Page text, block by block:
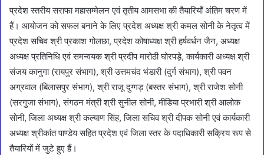
प्रदेश स्तरीय सराफा महासम्मेलन एवं तृतीय आमसभा की तैयारियाँ अंतिम चरण में
हैं। आयोजन को सफल बनाने के लिए प्रदेश अध्यक्ष श्री कमल सोनी के नेतृत्व में
प्रदेश सचिव श्री प्रकाश गोलछा, प्रदेश कोषाध्यक्ष श्री हर्षवर्धन जैन, अध्यक्ष
अध्यक्ष प्रतिनिधि एवं समन्वयक श्री प्रदीप मारोठी घोरपड़े, कार्यकारी अध्यक्ष श्री
संजय कानुगा (रायपुर संभाग), श्री उत्तमचंद भंडारी (दुर्ग संभाग), श्री पवन
अग्रवाल (बिलासपुर संभाग), श्री राजू दुग्गड़ (बस्तर संभाग), श्री राजेश सोनी
(सरगुजा संभाग), संगठन मंत्री श्री सुनील सोनी, मीडिया प्रभारी श्री आलोक
सोनी, जिला अध्यक्ष श्री कल्याण सिंह, जिला सचिव श्री दीपक सोनी एवं कार्यकारी
अध्यक्ष श्रीकांत पाण्डेय सहित प्रदेश एवं जिला स्तर के पदाधिकारी सक्रिय रूप से
तैयारियों में जुटे हुए हैं।